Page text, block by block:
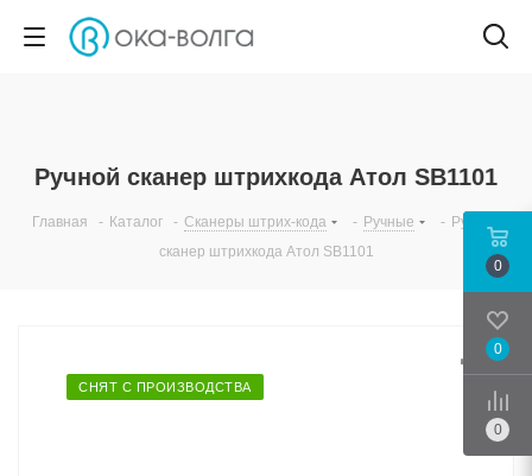
Ручной сканер штрихкода Атол SB1101
Главная - Каталог - Сканеры штрих-кода - Ручные - Ручной
сканер штрихкода Атол SB1101
СНЯТ С ПРОИЗВОДСТВА
0
0
0